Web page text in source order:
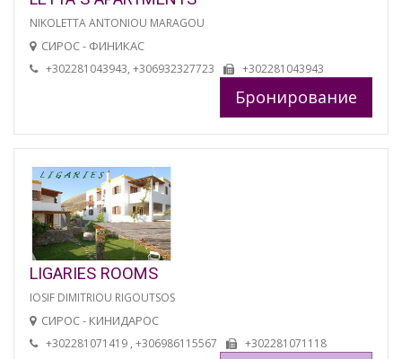
NIKOLETTA ANTONIOU MARAGOU
СИРОС - ФИНИКАС
+302281043943, +306932327723 +302281043943
Бронирование
LIGARIES ROOMS
IOSIF DIMITRIOU RIGOUTSOS
СИРОС - КИНИДАРОС
+302281071419 , +306986115567 +302281071118